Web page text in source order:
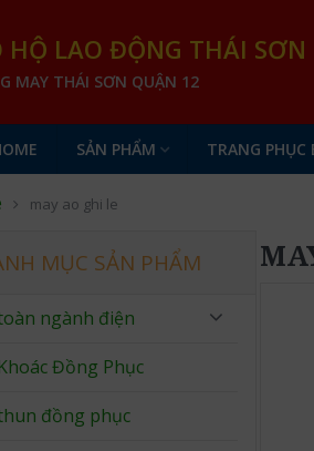
HỘ LAO ĐỘNG THÁI SƠN
MAY THÁI SƠN QUẬN 12
SẢN PHẨM TRANG PHỤC
may ao ghi le
MỤC SẢN PHẨM
ngành điện
Đồng Phục
đồng phục